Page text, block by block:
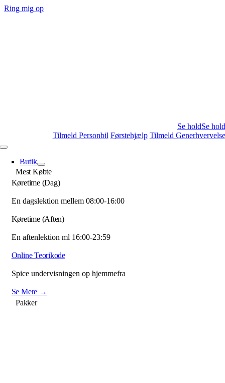
Ring mig opSkip
Se holdSe hold
Tilmeld Personbil Førstehjælp Tilmeld Generhvervelse
Toggle
Navigation
Butik
Mest Købte
Køretime (Dag)
En dagslektion mellem 08:00-16:00
Køretime (Aften)
En aftenlektion ml 16:00-23:59
Online Teorikode
Spice undervisningen op hjemmefra
Se Mere →
Pakker